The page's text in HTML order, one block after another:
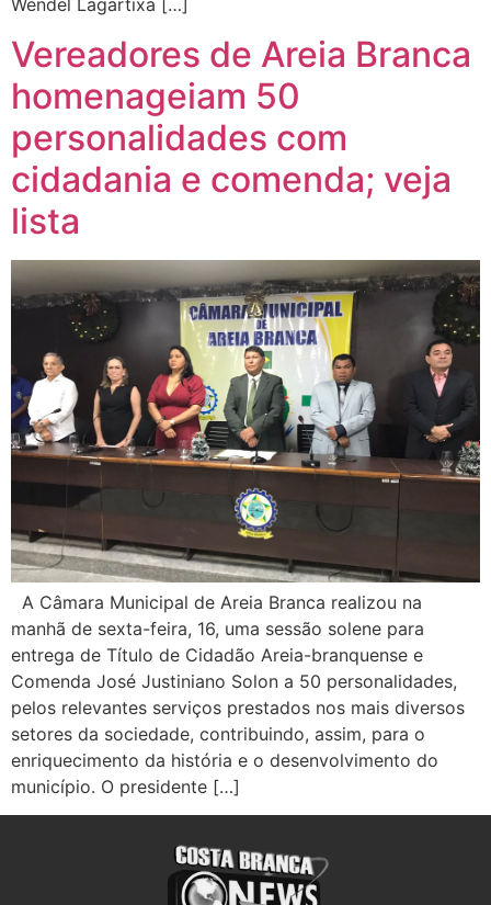
Wendel Lagartixa […]
Vereadores de Areia Branca
homenageiam 50
personalidades com
cidadania e comenda; veja
lista
A Câmara Municipal de Areia Branca realizou na
manhã de sexta-feira, 16, uma sessão solene para
entrega de Título de Cidadão Areia-branquense e
Comenda José Justiniano Solon a 50 personalidades,
pelos relevantes serviços prestados nos mais diversos
setores da sociedade, contribuindo, assim, para o
enriquecimento da história e o desenvolvimento do
município. O presidente […]